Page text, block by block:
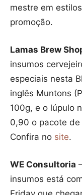
mestre em
promoção.
Lamas Brew
insumos
especiais nesta
inglês Muntons
100g, e o lúpulo
0,90 o pacote
Confira no site.
WE Consultoria
insumos está